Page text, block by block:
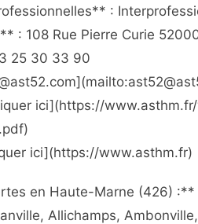
:
: 108 Rue Pierre Curie
25 30 33 90
ici](https://
ici](https://www.asthm.fr)
en Haute-Marne (426)
Allichamps,